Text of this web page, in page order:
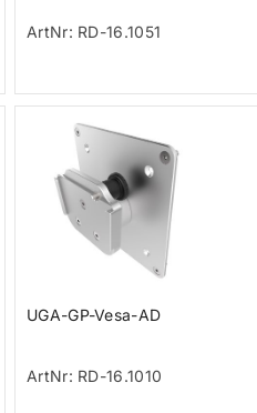
ArtNr: RD-16.1051
UGA-GP-Vesa-AD
ArtNr: RD-16.1010